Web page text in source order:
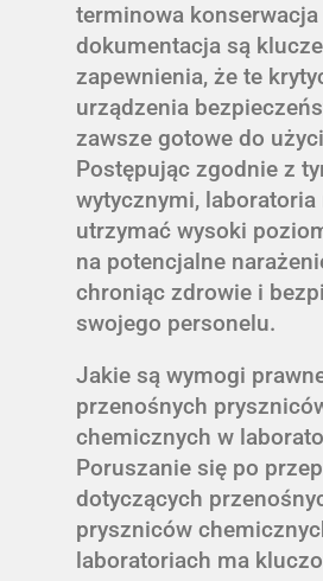
terminowa konserwacja
dokumentacja są
zapewnienia, że te
urządzenia
zawsze gotowe do
Postępując zgodnie z
wytycznymi, laboratoria
utrzymać wysoki
na potencjalne
chroniąc zdrowie i
swojego personelu.
Jakie są wymogi
przenośnych
chemicznych w
Poruszanie się po
dotyczących
pryszniców
laboratoriach ma